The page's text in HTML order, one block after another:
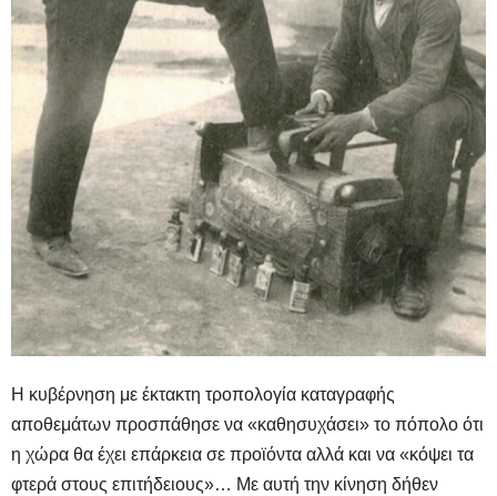
Η κυβέρνηση με έκτακτη τροπολογία καταγραφής
αποθεμάτων προσπάθησε να «καθησυχάσει» το πόπολο ότι
η χώρα θα έχει επάρκεια σε προϊόντα αλλά και να «κόψει τα
φτερά στους επιτήδειους»… Με αυτή την κίνηση δήθεν